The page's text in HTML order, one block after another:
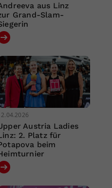
aus Linz
Grand-Slam-
Austria Ladies
2. Platz für
beim